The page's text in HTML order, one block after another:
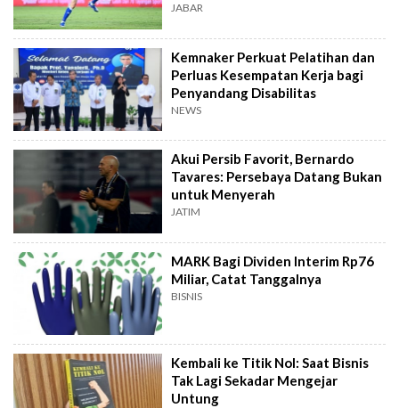
JABAR
Kemnaker Perkuat Pelatihan dan
Perluas Kesempatan Kerja bagi
Penyandang Disabilitas
NEWS
Akui Persib Favorit, Bernardo
Tavares: Persebaya Datang Bukan
untuk Menyerah
JATIM
MARK Bagi Dividen Interim Rp76
Miliar, Catat Tanggalnya
BISNIS
Kembali ke Titik Nol: Saat Bisnis
Tak Lagi Sekadar Mengejar
Untung